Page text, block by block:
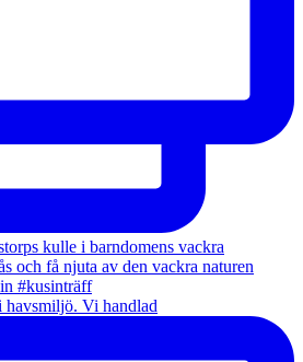
Vi handlad